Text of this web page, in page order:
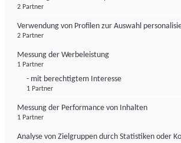
2 Partner
Verwendung von Profilen zur Auswahl
2 Partner
Messung der Werbeleistung
1 Partner
- mit berechtigtem Interesse
1 Partner
Messung der Performance von Inhalten
1 Partner
Analyse von Zielgruppen durch Statistiken oder